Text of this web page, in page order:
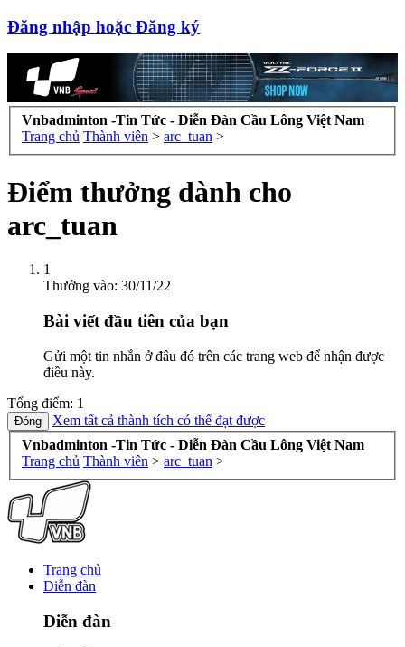
Đăng nhập hoặc Đăng ký
Vnbadminton -Tin Tức - Diễn Đàn Cầu Lông Việt Nam
Trang chủ Thành viên > arc_tuan >
Điểm thưởng dành cho
arc_tuan
1
Thưởng vào: 30/11/22
Bài viết đầu tiên của bạn
Gửi một tin nhắn ở đâu đó trên các trang web để nhận được
điều này.
Tổng điểm: 1
Xem tất cả thành tích có thể đạt được
Vnbadminton -Tin Tức - Diễn Đàn Cầu Lông Việt Nam
Trang chủ Thành viên > arc_tuan >
Trang chủ
Diễn đàn
Diễn đàn